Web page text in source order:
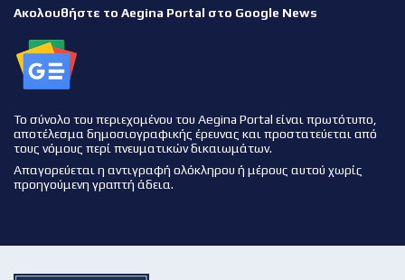
Ακολουθήστε το Aegina Portal στο Google News
Το σύνολο του περιεχομένου του Aegina Portal είναι πρωτότυπο,
αποτέλεσμα δημοσιογραφικής έρευνας και προστατεύεται από
τους νόμους περί πνευματικών δικαιωμάτων.
Απαγορεύεται η αντιγραφή ολόκληρου ή μέρους αυτού χωρίς
προηγούμενη γραπτή άδεια.